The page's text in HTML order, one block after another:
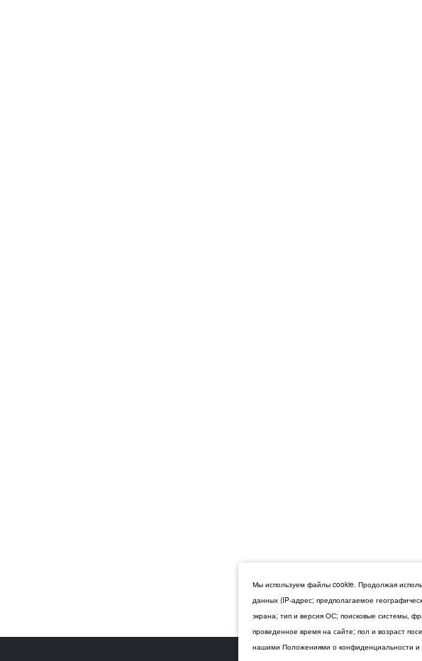
©
Мы используем файлы cookie. Продолжая
данных (IP-адрес; предполагаемое
экрана; тип и версия ОС; поисковые системы,
проведенное время на сайте; пол и возраст
нашими Положениями о конфиденциальности и